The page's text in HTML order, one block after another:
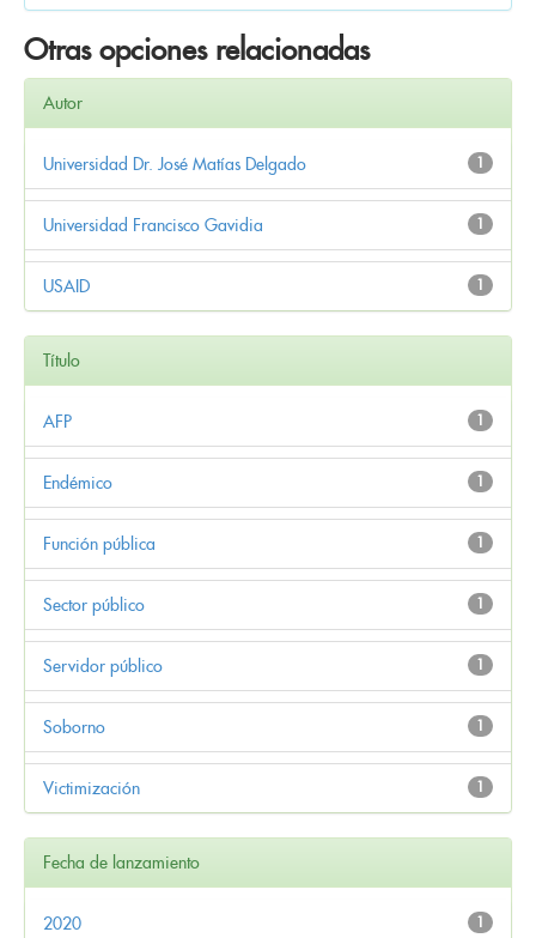
Otras opciones relacionadas
Autor
1
Universidad Dr. José Matías Delgado
1
Universidad Francisco Gavidia
1
USAID
Título
1
AFP
1
Endémico
1
Función pública
1
Sector público
1
Servidor público
1
Soborno
1
Victimización
Fecha de lanzamiento
1
2020